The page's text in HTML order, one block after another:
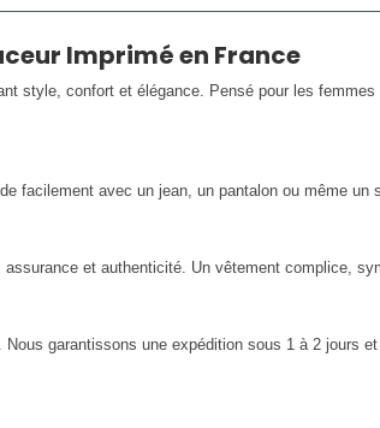
Imprimé en France
style, confort et élégance. Pensé pour les
facilement avec un jean, un pantalon ou même un
et authenticité. Un vêtement complice,
garantissons une expédition sous 1 à 2 jours